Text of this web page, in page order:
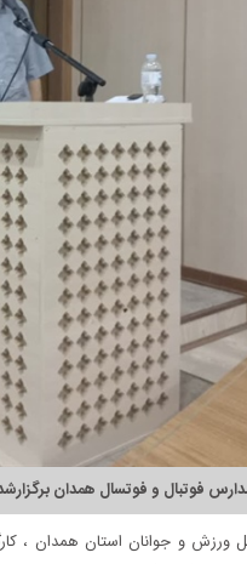
فوتبال و فوتسال همدان